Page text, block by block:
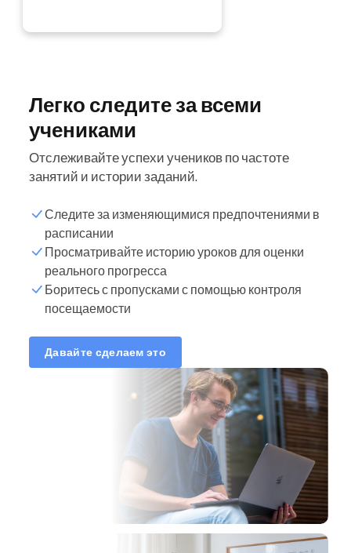
Легко следите за всеми
учениками
Отслеживайте успехи учеников по частоте
занятий и истории заданий.
Следите за изменяющимися предпочтениями в
расписании
Просматривайте историю уроков для оценки
реального прогресса
Боритесь с пропусками с помощью контроля
посещаемости
Давайте сделаем это